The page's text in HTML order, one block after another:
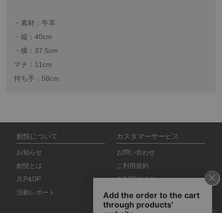
・素材：牛革
・縦：40cm
・横：37.5cm
マチ：11cm
持ち手：58cm
創悦について
お知らせ
創悦とは
JLP&DP
活動レポート
カスタマーサービス
お問い合わせ
ご利用規約
ご利用ガイド
特定商取引法に基づく表記
会社概要